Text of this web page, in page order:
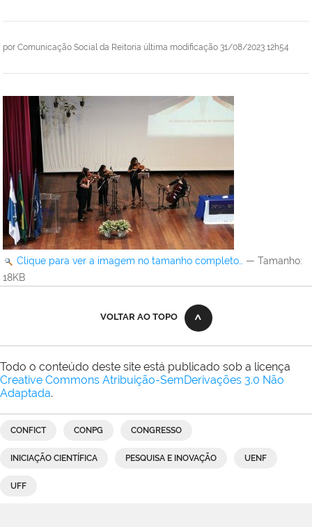
por Comunicação Social da Reitoria última modificação 31/08/2023 12h54
Clique para ver a imagem no tamanho completo… — Tamanho:
18KB
VOLTAR AO TOPO
Todo o conteúdo deste site está publicado sob a licença
Creative Commons Atribuição-SemDerivações 3.0 Não
Adaptada.
CONFICT CONPG CONGRESSO
INICIAÇÃO CIENTÍFICA PESQUISA E INOVAÇÃO UENF
UFF